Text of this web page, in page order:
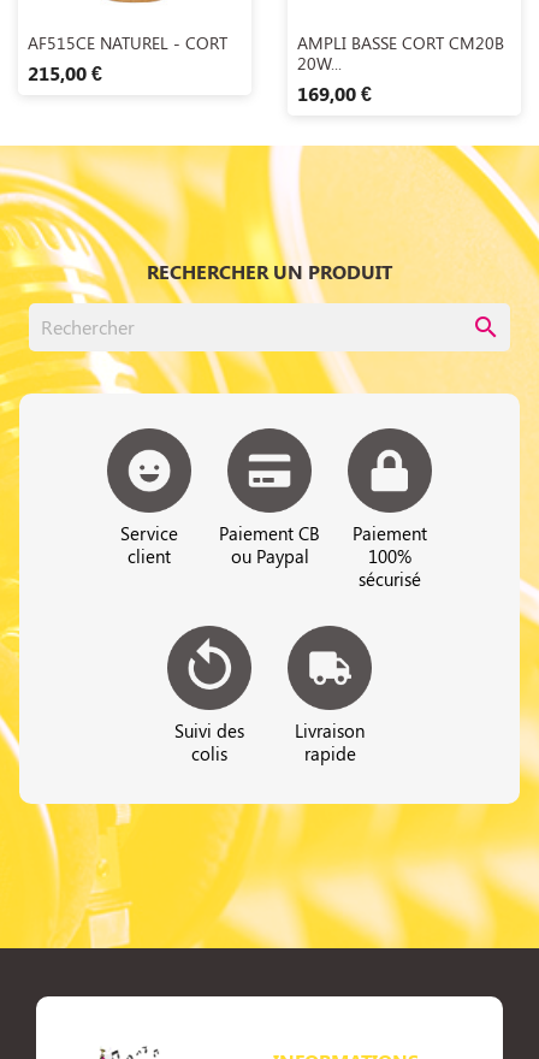
Aperçu rapide
AF515CE NATUREL - CORT
215,00 €
Aperçu rapide
AMPLI BASSE CORT CM20B
20W...
169,00 €
RECHERCHER UN PRODUIT
search
Service
client
Paiement CB
ou Paypal
Paiement
100%
sécurisé
Suivi des
colis
Livraison
rapide